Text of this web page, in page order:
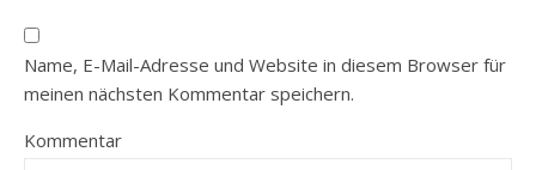
Name, E-Mail-Adresse und Website in diesem Browser für
meinen nächsten Kommentar speichern.
Kommentar